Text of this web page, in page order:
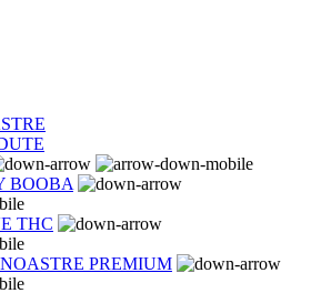
BOOBA
THC
PREMIUM